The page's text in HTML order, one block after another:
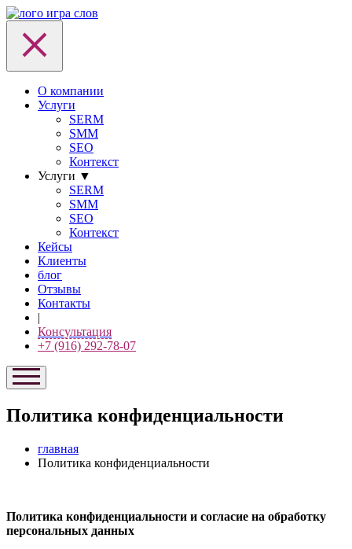
О компании
Услуги
SERM
SMM
SEO
Контекст
Услуги ▼
SERM
SMM
SEO
Контекст
Кейсы
Клиенты
блог
Отзывы
Контакты
|
Консультация
+7 (916) 292-78-07
Политика конфиденциальности
главная
Политика конфиденциальности
Политика конфиденциальности и согласие на обработку
персональных данных